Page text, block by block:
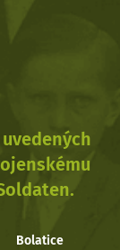
Bolatice